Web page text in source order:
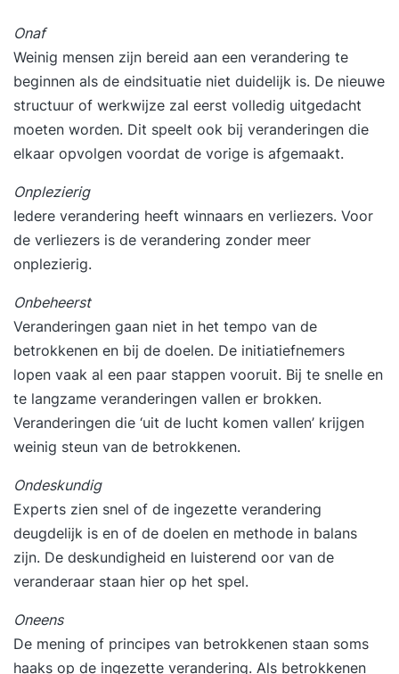
Onaf
Weinig mensen zijn bereid aan een verandering te
beginnen als de eindsituatie niet duidelijk is. De nieuwe
structuur of werkwijze zal eerst volledig uitgedacht
moeten worden. Dit speelt ook bij veranderingen die
elkaar opvolgen voordat de vorige is afgemaakt.
Onplezierig
Iedere verandering heeft winnaars en verliezers. Voor
de verliezers is de verandering zonder meer
onplezierig.
Onbeheerst
Veranderingen gaan niet in het tempo van de
betrokkenen en bij de doelen. De initiatiefnemers
lopen vaak al een paar stappen vooruit. Bij te snelle en
te langzame veranderingen vallen er brokken.
Veranderingen die ‘uit de lucht komen vallen’ krijgen
weinig steun van de betrokkenen.
Ondeskundig
Experts zien snel of de ingezette verandering
deugdelijk is en of de doelen en methode in balans
zijn. De deskundigheid en luisterend oor van de
veranderaar staan hier op het spel.
Oneens
De mening of principes van betrokkenen staan soms
haaks op de ingezette verandering. Als betrokkenen